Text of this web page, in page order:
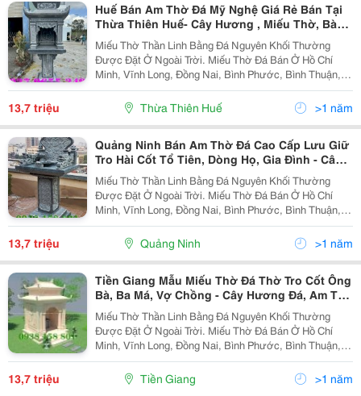
Huế Bán Am Thờ Đá Mỹ Nghệ Giá Rẻ Bán Tại
Thừa Thiên Huế- Cây Hương , Miếu Thờ, Bàn
Thờ Thiên Đá Nguyên Khối 2 Mái, 1 Mái.
Miếu Thờ Thần Linh Bằng Đá Nguyên Khối Thường
Được Đặt Ở Ngoài Trời. Miếu Thờ Đá Bán Ở Hồ Chí
Minh, Vĩnh Long, Đồng Nai, Bình Phước, Bình Thuận,
Bình Dương, Long An, Tiền Giang, Đồng Tháp, Tây
Ninh, Quảng Ngãi, Lâm Đồng, Gia Lai, Kontum, Trà
Vinh,...
13,7 triệu Thừa Thiên Huế >1 năm
Quảng Ninh Bán Am Thờ Đá Cao Cấp Lưu Giữ
Tro Hài Cốt Tổ Tiên, Dòng Họ, Gia Đình - Cây
Hương Đá Đặt Ngoài Sân Đẹp
Miếu Thờ Thần Linh Bằng Đá Nguyên Khối Thường
Được Đặt Ở Ngoài Trời. Miếu Thờ Đá Bán Ở Hồ Chí
Minh, Vĩnh Long, Đồng Nai, Bình Phước, Bình Thuận,
Bình Dương, Long An, Tiền Giang, Đồng Tháp, Tây
Ninh, Quảng Ngãi, Lâm Đồng, Gia Lai, Kontum, Trà
Vinh,...
13,7 triệu Quảng Ninh >1 năm
Tiền Giang Mẫu Miếu Thờ Đá Thờ Tro Cốt Ông
Bà, Ba Má, Vợ Chồng - Cây Hương Đá, Am Thờ
Đá Ngoài Sân.
Miếu Thờ Thần Linh Bằng Đá Nguyên Khối Thường
Được Đặt Ở Ngoài Trời. Miếu Thờ Đá Bán Ở Hồ Chí
Minh, Vĩnh Long, Đồng Nai, Bình Phước, Bình Thuận,
Bình Dương, Long An, Tiền Giang, Đồng Tháp, Tây
Ninh, Quảng Ngãi, Lâm Đồng, Gia Lai, Kontum, Trà
Vinh,...
13,7 triệu Tiền Giang >1 năm